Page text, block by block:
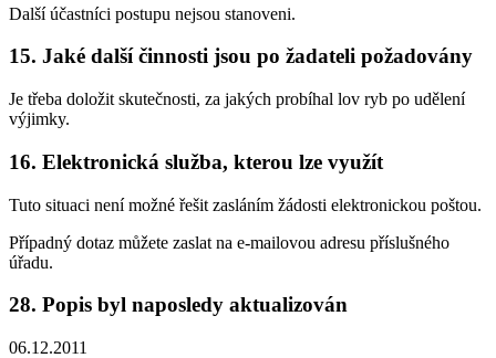
Další účastníci postupu nejsou stanoveni.
15. Jaké další činnosti jsou po žadateli požadovány
Je třeba doložit skutečnosti, za jakých probíhal lov ryb po udělení
výjimky.
16. Elektronická služba, kterou lze využít
Tuto situaci není možné řešit zasláním žádosti elektronickou poštou.
Případný dotaz můžete zaslat na e-mailovou adresu příslušného
úřadu.
28. Popis byl naposledy aktualizován
06.12.2011